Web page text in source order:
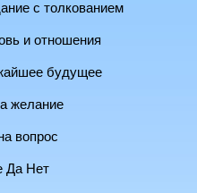
с толкованием
и отношения
будущее
желание
вопрос
Да Нет